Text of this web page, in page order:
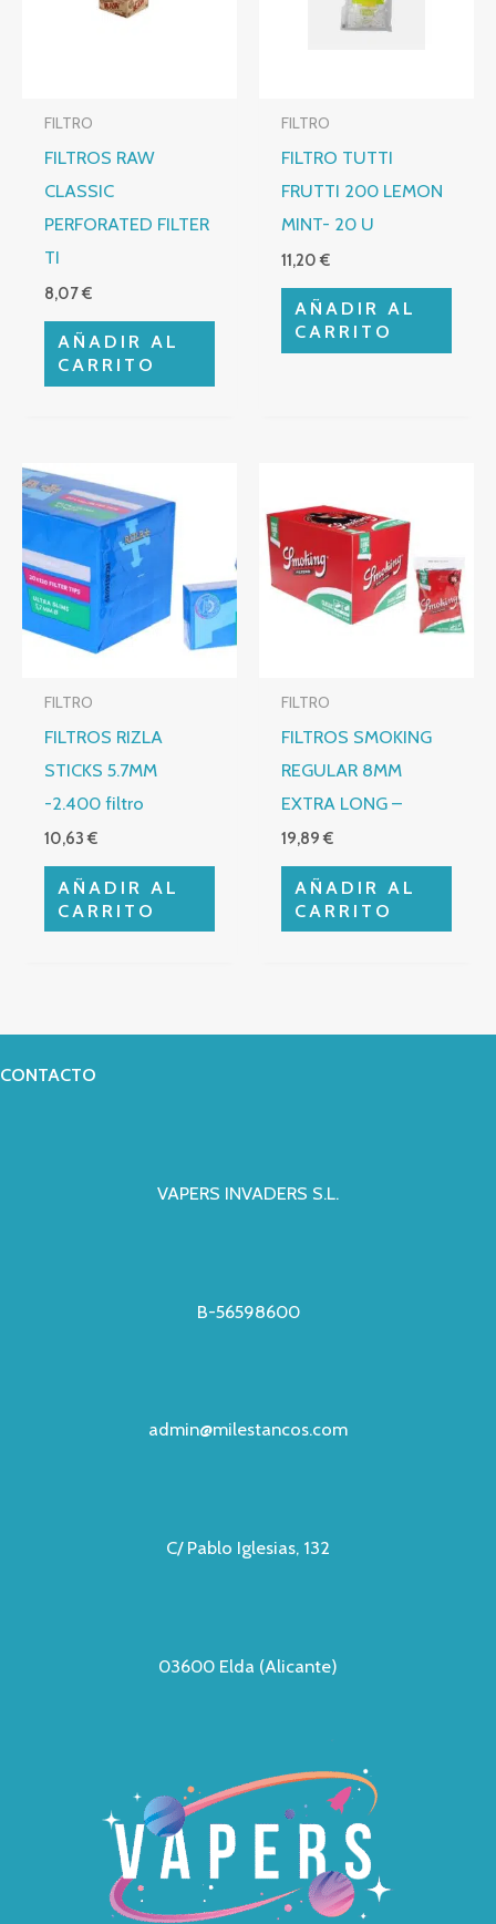
FILTRO
FILTROS RAW
CLASSIC
PERFORATED FILTER
TI
8,07€
AÑADIR AL
CARRITO
FILTRO
FILTRO TUTTI
FRUTTI 200 LEMON
MINT- 20 U
11,20€
AÑADIR AL
CARRITO
FILTRO
FILTROS RIZLA
STICKS 5.7MM
-2.400 filtro
10,63€
AÑADIR AL
CARRITO
FILTRO
FILTROS SMOKING
REGULAR 8MM
EXTRA LONG –
19,89€
AÑADIR AL
CARRITO
CONTACTO
VAPERS INVADERS S.L.
B-56598600
admin@milestancos.com
C/ Pablo Iglesias, 132
03600 Elda (Alicante)